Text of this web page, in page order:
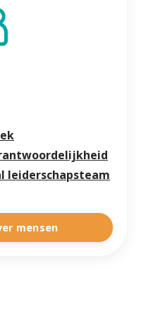
leiderschapsteam
mensen